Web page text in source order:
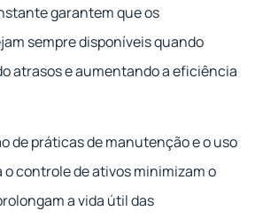
garantem que os
sempre disponíveis quando
atrasos e aumentando a eficiência
de práticas de manutenção e o uso
controle de ativos minimizam o
a vida útil das